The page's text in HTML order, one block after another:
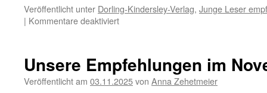
Veröffentlicht unter Dorling-Kindersley-Verlag, Junge Leser
| Kommentare deaktiviertfür
clevere
Kids
Unsere Empfehlungen im
Veröffentlicht am 03.11.2025von Anna Zehetmeier